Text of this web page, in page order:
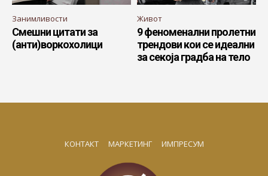
Занимливости
Смешни цитати за
(анти)воркохолици
Живот
9 феноменални пролетни
трендови кои се идеални
за секоја градба на тело
КОНТАКТ МАРКЕТИНГ ИМПРЕСУМ